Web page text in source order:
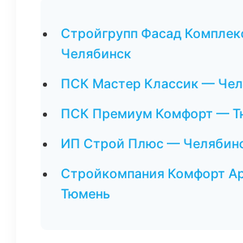
Стройгрупп Фасад
Челябинск
ПСК Мастер Классик —
ПСК Премиум Комфорт —
ИП Строй Плюс —
Стройкомпания Комфорт
Тюмень